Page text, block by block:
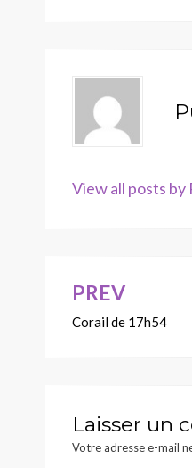
View all posts
Navigation
de
PREV
Corail de 17h54
Laisser un
Votre adresse e-mail